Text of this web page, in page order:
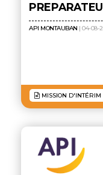
API MONTAUBAN | 04-08-
MISSION D'INTÉRIM